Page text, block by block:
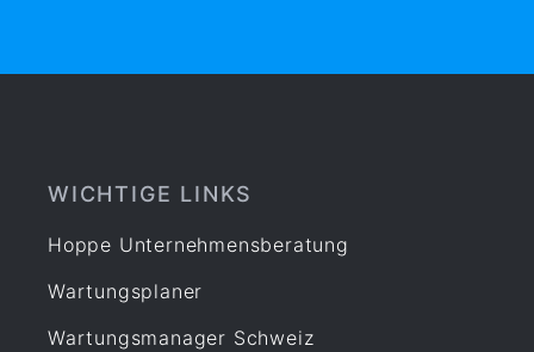
WICHTIGE LINKS
Hoppe Unternehmensberatung
Wartungsplaner
Wartungsmanager Schweiz